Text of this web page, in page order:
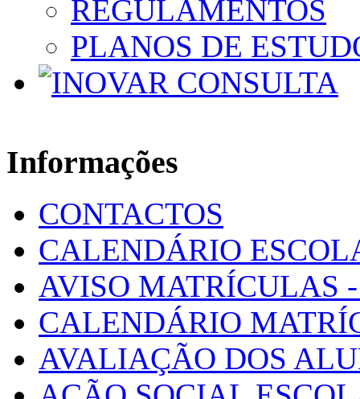
REGULAMENTOS
PLANOS DE
Informações
CONTACTOS
CALENDÁRIO
AVISO MATRÍCULAS
CALENDÁRIO
AVALIAÇÃO DOS